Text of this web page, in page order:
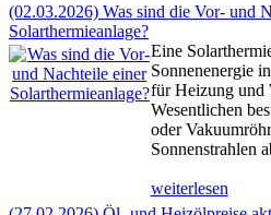
(02.03.2026) Was sind die Vor- und
Solarthermieanlage?
Eine
Sonnenenergie
für Heizung und
Wesentlichen
oder
Sonnenstrahlen
weiterlesen